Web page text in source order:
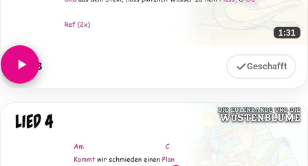
1:31
Lied 3 Geschafft